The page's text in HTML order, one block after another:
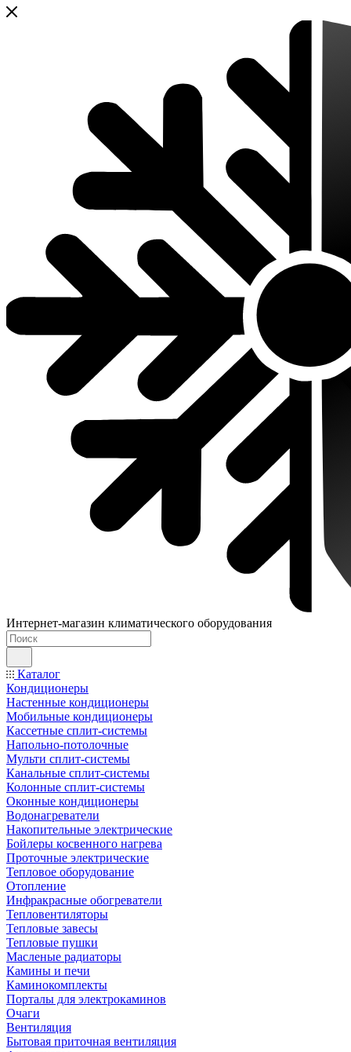
Интернет-магазин климатического оборудования
Каталог
Кондиционеры
Настенные кондиционеры
Мобильные кондиционеры
Кассетные сплит-системы
Напольно-потолочные
Мульти сплит-системы
Канальные сплит-системы
Колонные сплит-системы
Оконные кондиционеры
Водонагреватели
Накопительные электрические
Бойлеры косвенного нагрева
Проточные электрические
Тепловое оборудование
Отопление
Инфракрасные обогреватели
Тепловентиляторы
Тепловые завесы
Тепловые пушки
Масленые радиаторы
Камины и печи
Каминокомплекты
Порталы для электрокаминов
Очаги
Вентиляция
Бытовая приточная вентиляция